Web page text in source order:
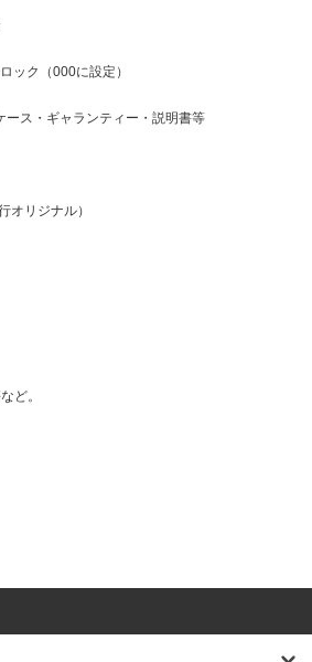
ック（000に設定）
ス・ギャランティー・説明書等
リジナル）
ど。